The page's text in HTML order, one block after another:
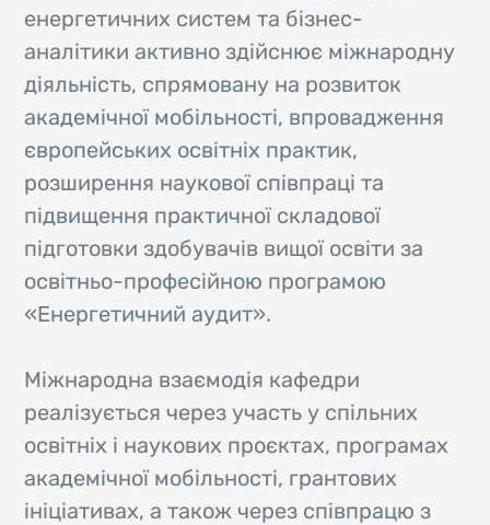
енергетичних систем та бізнес-
аналітики активно здійснює міжнародну
діяльність, спрямовану на розвиток
академічної мобільності, впровадження
європейських освітніх практик,
розширення наукової співпраці та
підвищення практичної складової
підготовки здобувачів вищої освіти за
освітньо-професійною програмою
«Енергетичний аудит».
Міжнародна взаємодія кафедри
реалізується через участь у спільних
освітніх і наукових проєктах, програмах
академічної мобільності, грантових
ініціативах, а також через співпрацю з